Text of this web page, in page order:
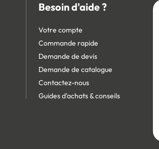
Besoin d'aide ?
Votre compte
Commande rapide
Demande de devis
Demande de catalogue
Contactez-nous
Guides d'achats & conseils